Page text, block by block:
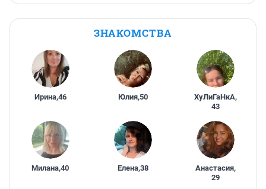
ЗНАКОМСТВА
Ирина,46 Юлия,50 ХуЛиГаНкА,
43
Милана,40 Елена,38 Анастасия,
29